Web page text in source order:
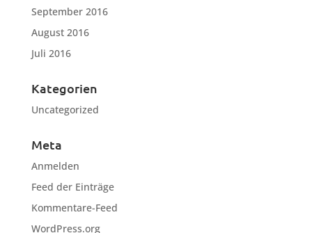
September 2016
August 2016
Juli 2016
Kategorien
Uncategorized
Meta
Anmelden
Feed der Einträge
Kommentare-Feed
WordPress.org